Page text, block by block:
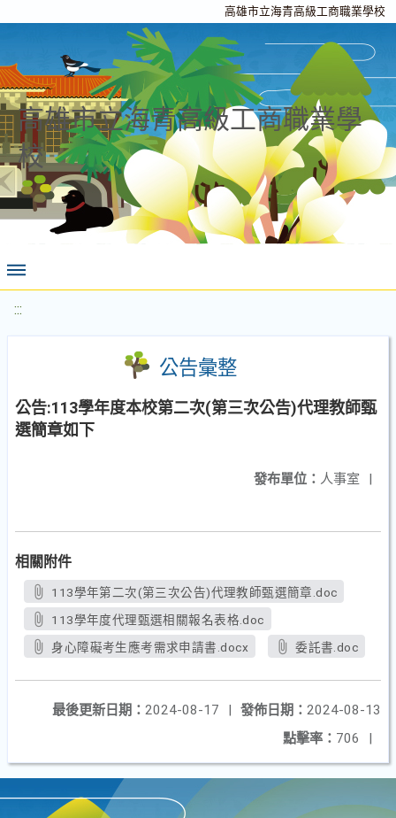
高雄市立海青高級工商職業學校
高雄市立海青高級工商職業學
校
:::
公告彙整
公告:113學年度本校第二次(第三次公告)代理教師甄
選簡章如下
發布單位： 人事室 |
相關附件
113學年第二次(第三次公告)代理教師甄選簡章.doc
113學年度代理甄選相關報名表格.doc
身心障礙考生應考需求申請書.docx
委託書.doc
發佈日期： 2024-08-13
最後更新日期： 2024-08-17
|
點擊率： 706 |